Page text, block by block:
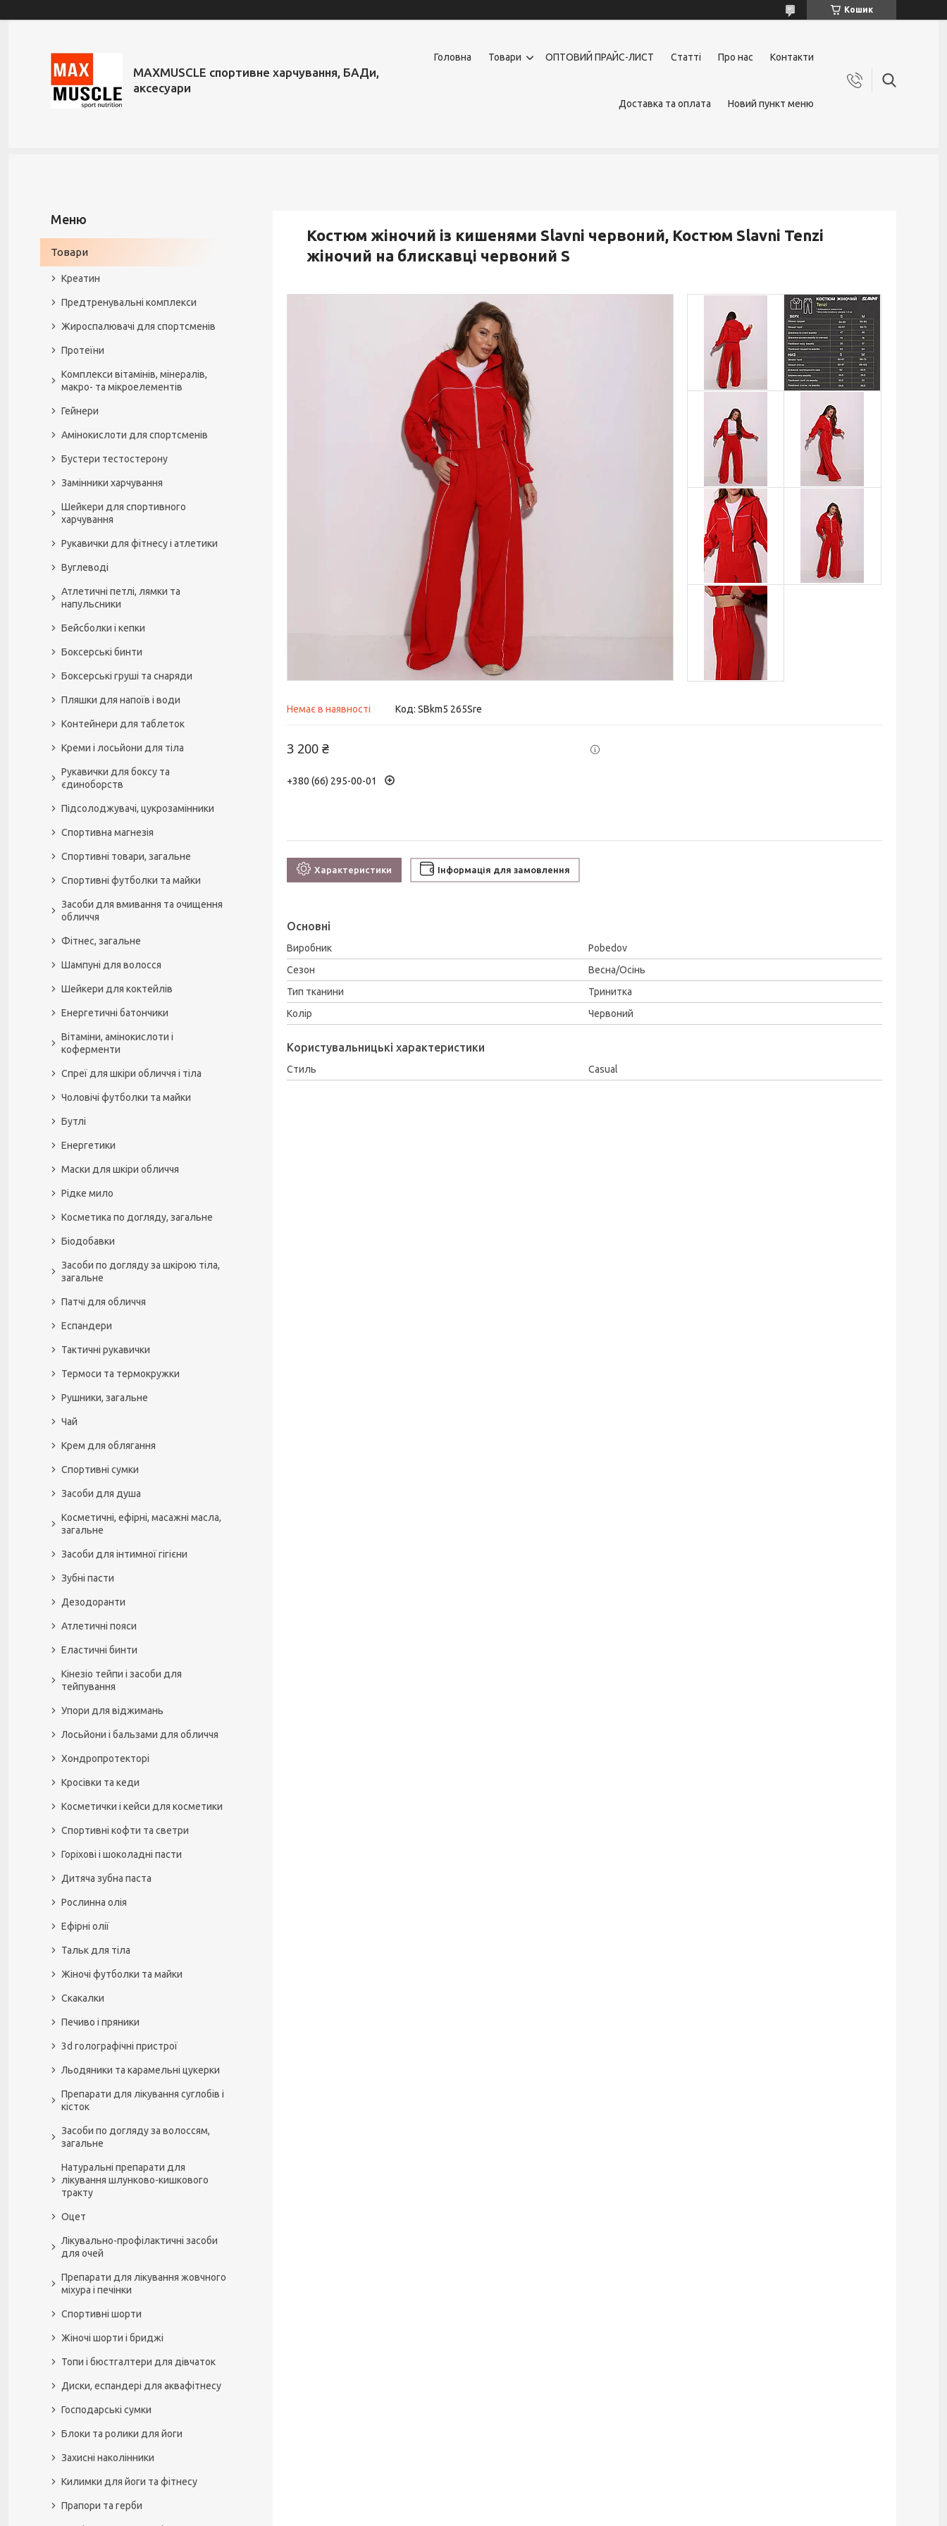
Кошик
MAXMUSCLE спортивне харчування, БАДи,
аксесуари
Головна Товари OПТОВИЙ ПРАЙС-ЛИСТ Статті Про нас Контакти
Доставка та оплата Новий пункт меню
Костюм жіночий із кишенями Slavni червоний, Костюм Slavni Tenzi
жіночий на блискавці червоний S
Немає в наявності Код: SBkm5 265Sre
3 200 ₴
+380 (66) 295-00-01
Характеристики Інформація для замовлення
Основні
Виробник
Pobedov
Сезон
Весна/Осінь
Тип тканини
Тринитка
Колір
Червоний
Користувальницькі характеристики
Стиль Casual
Товари
Креатин
Предтренувальні комплекси
Жироспалювачі для спортсменів
Протеїни
Комплекси вітамінів, мінералів,
макро- та мікроелементів
Гейнери
Амінокислоти для спортсменів
Бустери тестостерону
Замінники харчування
Шейкери для спортивного
харчування
Рукавички для фітнесу і атлетики
Вуглеводі
Атлетичні петлі, лямки та
напульсники
Бейсболки і кепки
Боксерські бинти
Боксерські груші та снаряди
Пляшки для напоїв і води
Контейнери для таблеток
Креми і лосьйони для тіла
Рукавички для боксу та
єдиноборств
Підсолоджувачі, цукрозамінники
Спортивна магнезія
Спортивні товари, загальне
Спортивні футболки та майки
Засоби для вмивання та очищення
обличчя
Фітнес, загальне
Шампуні для волосся
Шейкери для коктейлів
Енергетичні батончики
Вітаміни, амінокислоти і
коферменти
Спреї для шкіри обличчя і тіла
Чоловічі футболки та майки
Бутлі
Енергетики
Маски для шкіри обличчя
Рідке мило
Косметика по догляду, загальне
Біодобавки
Засоби по догляду за шкірою тіла,
загальне
Патчі для обличчя
Еспандери
Тактичні рукавички
Термоси та термокружки
Рушники, загальне
Чай
Крем для облягання
Спортивні сумки
Засоби для душа
Косметичні, ефірні, масажні масла,
загальне
Засоби для інтимної гігієни
Зубні пасти
Дезодоранти
Атлетичні пояси
Еластичні бинти
Кінезіо тейпи і засоби для
тейпування
Упори для віджимань
Лосьйони і бальзами для обличчя
Хондропротекторі
Кросівки та кеди
Косметички і кейси для косметики
Спортивні кофти та светри
Горіхові і шоколадні пасти
Дитяча зубна паста
Рослинна олія
Ефірні олії
Тальк для тіла
Жіночі футболки та майки
Скакалки
Печиво і пряники
3d голографічні пристрої
Льодяники та карамельні цукерки
Препарати для лікування суглобів і
кісток
Засоби по догляду за волоссям,
загальне
Натуральні препарати для
лікування шлунково-кишкового
тракту
Оцет
Лікувально-профілактичні засоби
для очей
Препарати для лікування жовчного
міхура і печінки
Спортивні шорти
Жіночі шорти і бриджі
Топи і бюстгалтери для дівчаток
Диски, еспандері для аквафітнесу
Господарські сумки
Блоки та ролики для йоги
Захисні наколінники
Килимки для йоги та фітнесу
Прапори та герби